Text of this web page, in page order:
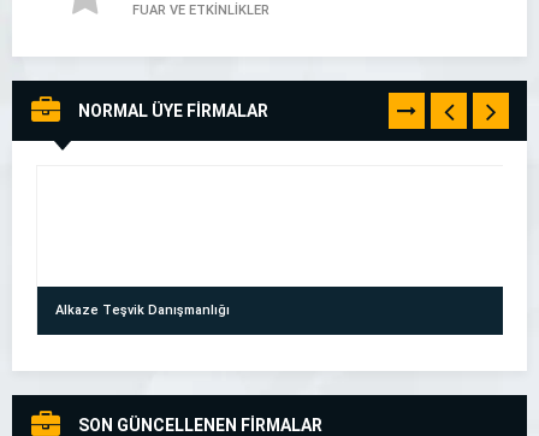
FUAR VE ETKİNLİKLER
NORMAL ÜYE FİRMALAR TÜMÜNÜ
GÖR
Alkaze Teşvik Danışmanlığı
SON GÜNCELLENEN FİRMALAR